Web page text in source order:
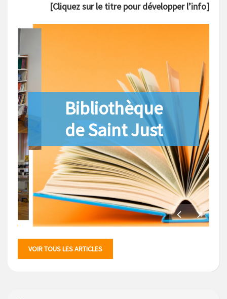
[Cliquez sur le titre pour développer l’info]
Bibliothèque
de Saint Just
VOIR TOUS LES ARTICLES